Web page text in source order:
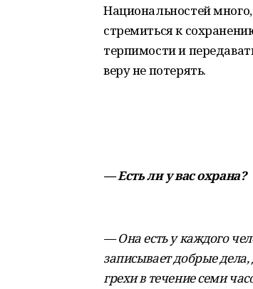
Национальностей
стремиться к
терпимости и
веру не потерять.
— Есть ли у вас охрана?
— Она есть у каждого
записывает добрые
грехи в течение семи